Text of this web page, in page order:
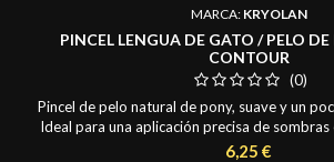
MARCA: KRYOLAN
PINCEL LENGUA DE GATO / PELO
CONTOUR
(0)
Pincel de pelo natural de pony, suave y un
Ideal para una aplicación precisa de
Mide 0,6 cm. de ancho y de largo de
Precio
6,25 €